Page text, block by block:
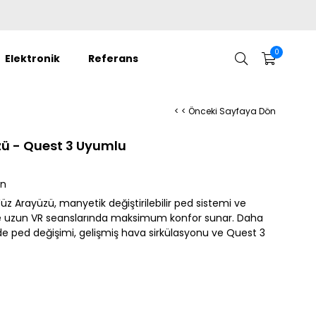
0
Elektronik Referans
< < Önceki Sayfaya Dön
- Quest 3 Uyumlu
Arayüzü, manyetik değiştirilebilir ped sistemi ve
VR seanslarında maksimum konfor sunar. Daha
ped değişimi, gelişmiş hava sirkülasyonu ve Quest 3